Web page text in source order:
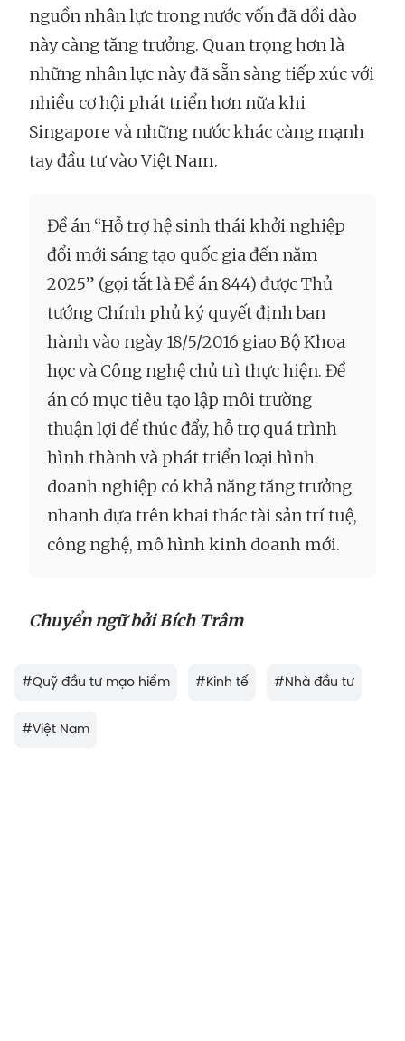
nguồn nhân lực trong nước vốn đã dồi dào
này càng tăng trưởng. Quan trọng hơn là
những nhân lực này đã sẵn sàng tiếp xúc với
nhiều cơ hội phát triển hơn nữa khi
Singapore và những nước khác càng mạnh
tay đầu tư vào Việt Nam.
Đề án “Hỗ trợ hệ sinh thái khởi nghiệp
đổi mới sáng tạo quốc gia đến năm
2025” (gọi tắt là Đề án 844) được Thủ
tướng Chính phủ ký quyết định ban
hành vào ngày 18/5/2016 giao Bộ Khoa
học và Công nghệ chủ trì thực hiện. Đề
án có mục tiêu tạo lập môi trường
thuận lợi để thúc đẩy, hỗ trợ quá trình
hình thành và phát triển loại hình
doanh nghiệp có khả năng tăng trưởng
nhanh dựa trên khai thác tài sản trí tuệ,
công nghệ, mô hình kinh doanh mới.
Chuyển ngữ bởi Bích Trâm
#Quỹ đầu tư mạo hiểm #Kinh tế #Nhà đầu tư
#Việt Nam